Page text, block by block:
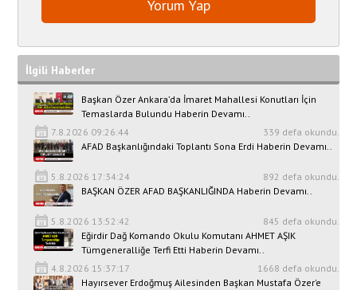
İlgili Haberler
Başkan Özer Ankara’da İmaret Mahallesi Konutları İçin
Temaslarda Bulundu Haberin Devamı..
7.8.2026 09:26:44
339 defa okundu.
AFAD Başkanlığındaki Toplantı Sona Erdi Haberin Devamı..
5.8.2026 17:34:24
892 defa okundu.
BAŞKAN ÖZER AFAD BAŞKANLIĞINDA Haberin Devamı..
5.8.2026 13:52:42
845 defa okundu.
Eğirdir Dağ Komando Okulu Komutanı AHMET AŞIK
Tümgeneralliğe Terfi Etti Haberin Devamı..
4.8.2026 15:37:17
1668 defa okundu.
Hayırsever Erdoğmuş Ailesinden Başkan Mustafa Özer’e